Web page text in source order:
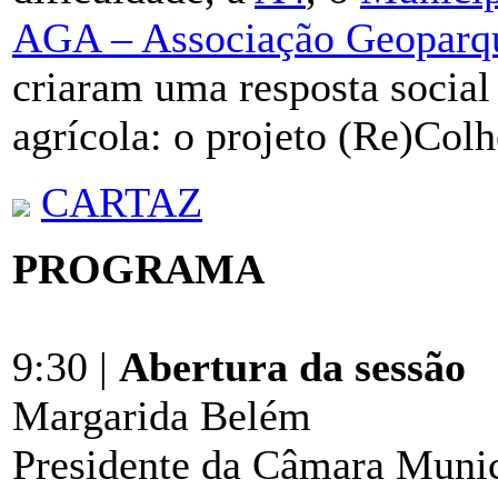
AGA – Associação
criaram uma resposta
agrícola: o projeto
CARTAZ
PROGRAMA
9:30 | Abertura da sessão
Margarida Belém
Presidente da Câmara